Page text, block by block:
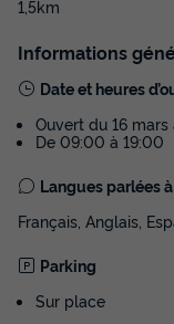
1,5km
Informations
Date et heures
Ouvert du 16
De 09:00 à 19:00
Langues parlées
Français, Anglais,
Parking
Sur place